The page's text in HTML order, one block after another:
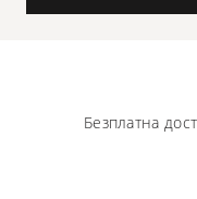
Безплатна